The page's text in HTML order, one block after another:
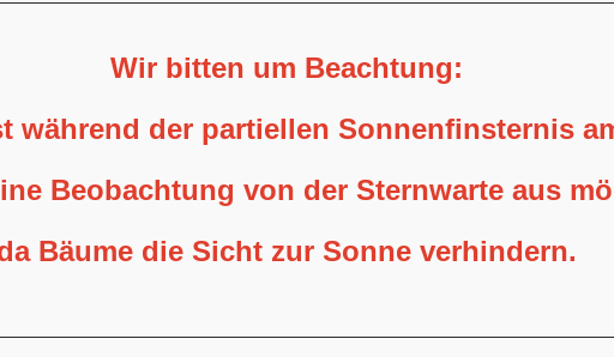
Wir bitten um Beachtung:
während der partiellen Sonnenfinsternis
Beobachtung von der Sternwarte aus
Bäume die Sicht zur Sonne verhindern.